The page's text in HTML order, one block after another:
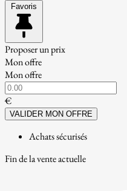
Favoris
Proposer un prix
Mon offre
Mon offre
€
VALIDER MON OFFRE
Achats sécurisés
Fin de la vente actuelle